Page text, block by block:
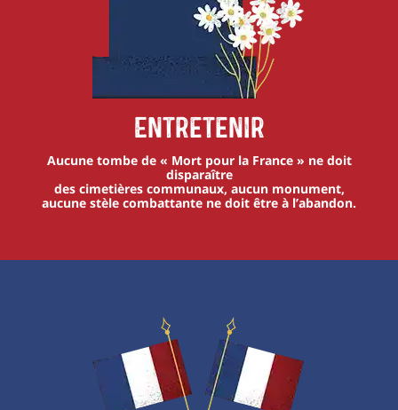
Entretenir
Aucune tombe de « Mort pour la France » ne doit
disparaître
des cimetières communaux, aucun monument,
aucune stèle combattante ne doit être à l’abandon.